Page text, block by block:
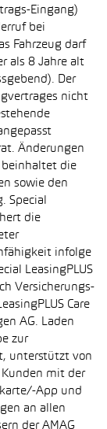
Eingang)
bei
Fahrzeug darf
als 8 Jahre alt
Der
nicht
Änderungen
beinhaltet die
sowie den
Special
die
infolge
LeasingPLUS
Versicherungs-
Care
AG. Laden
zur
unterstützt von
Kunden mit der
App und
an allen
der AMAG